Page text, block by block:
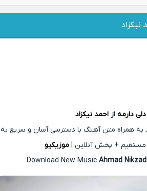
نیکزاد
دلی دارمه ازاحمد نیکزاد
به همراه متن آهنگ با دسترسی آسان و سریع به
مستقیم + پخش آنلاین |موزیکیو
Download New Music Ahmad Nikzad|